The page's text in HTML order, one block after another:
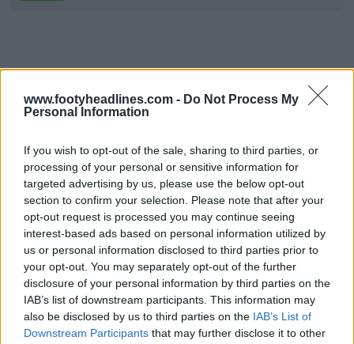
www.footyheadlines.com - Do Not Process My
Personal Information
If you wish to opt-out of the sale, sharing to third parties, or
processing of your personal or sensitive information for
targeted advertising by us, please use the below opt-out
section to confirm your selection. Please note that after your
opt-out request is processed you may continue seeing
interest-based ads based on personal information utilized by
us or personal information disclosed to third parties prior to
your opt-out. You may separately opt-out of the further
disclosure of your personal information by third parties on the
IAB’s list of downstream participants. This information may
also be disclosed by us to third parties on the IAB’s List of
Downstream Participants that may further disclose it to other